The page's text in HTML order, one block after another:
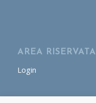
AREA RISERVATA
Login